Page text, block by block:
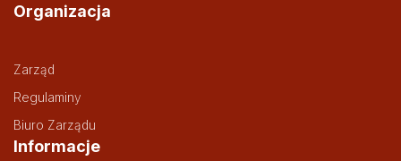
Organizacja
Zarząd
Regulaminy
Biuro Zarządu
Informacje